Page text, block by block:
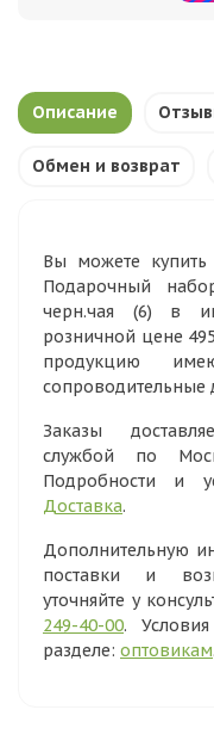
Описание
Обмен и возврат
Вы можете
Подарочный
черн.чая (6) в
розничной цене
продукцию
сопроводительные
Заказы
службой по
Подробности и
Доставка.
Дополнительную
поставки и
уточняйте у
249-40-00.
разделе: оптовикам.